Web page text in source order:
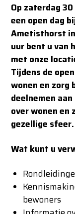
Op zaterdag
een open dag
Ametisthorst in
uur bent u van
met onze
Tijdens de
wonen en
deelnemen
over wonen en
gezellige sfeer.
Wat kunt u
bewoners